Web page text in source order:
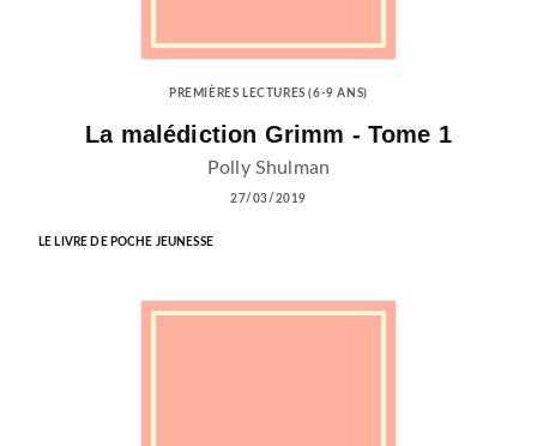
PREMIÈRES LECTURES (6-9 ANS)
La malédiction Grimm - Tome 1
Polly Shulman
27/03/2019
LE LIVRE DE POCHE JEUNESSE